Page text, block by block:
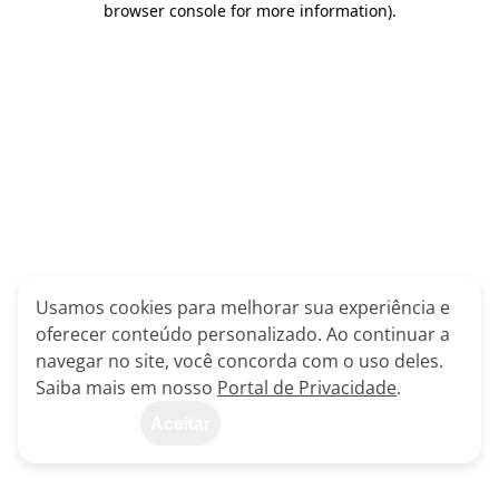
browser console for more information).
Usamos cookies para melhorar sua experiência e
oferecer conteúdo personalizado. Ao continuar a
navegar no site, você concorda com o uso deles.
Saiba mais em nosso Portal de Privacidade.